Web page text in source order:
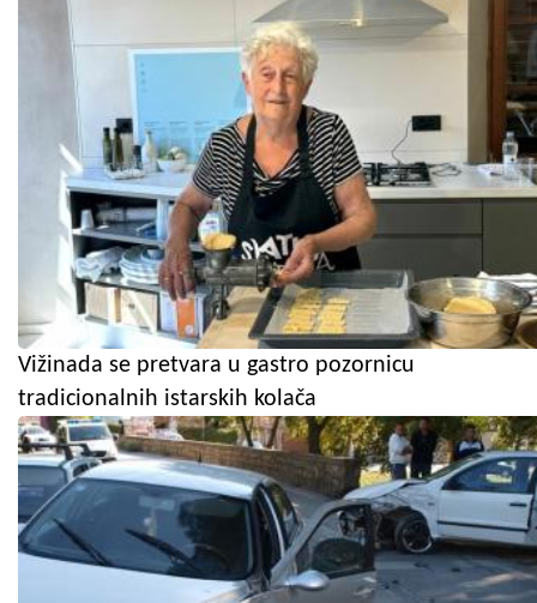
Vižinada se pretvara u gastro pozornicu
tradicionalnih istarskih kolača